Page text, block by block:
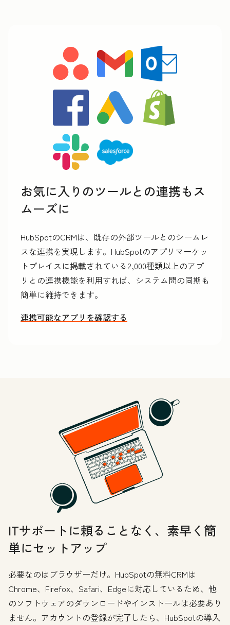
お気に入りのツールとの連携もス
ムーズに
HubSpotのCRMは、既存の外部ツールとのシームレ
スな連携を実現します。HubSpotのアプリマーケッ
トプレイスに掲載されている2,000種類以上のアプ
リとの連携機能を利用すれば、システム間の同期も
簡単に維持できます。
連携可能なアプリを確認する
ITサポートに頼ることなく、素早く簡
単にセットアップ
必要なのはブラウザーだけ。HubSpotの無料CRMは
Chrome、Firefox、Safari、Edgeに対応しているため、他
のソフトウェアのダウンロードやインストールは必要あり
ません。アカウントの登録が完了したら、HubSpotの導入